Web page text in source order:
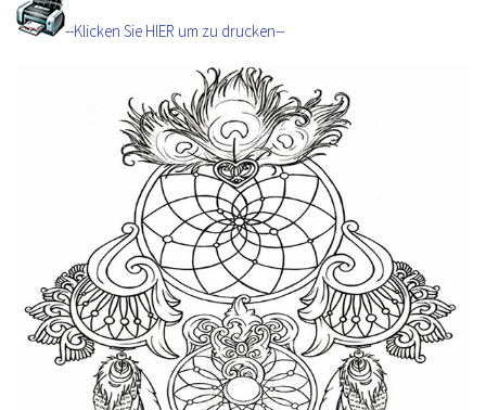
--Klicken Sie HIER um zu drucken--